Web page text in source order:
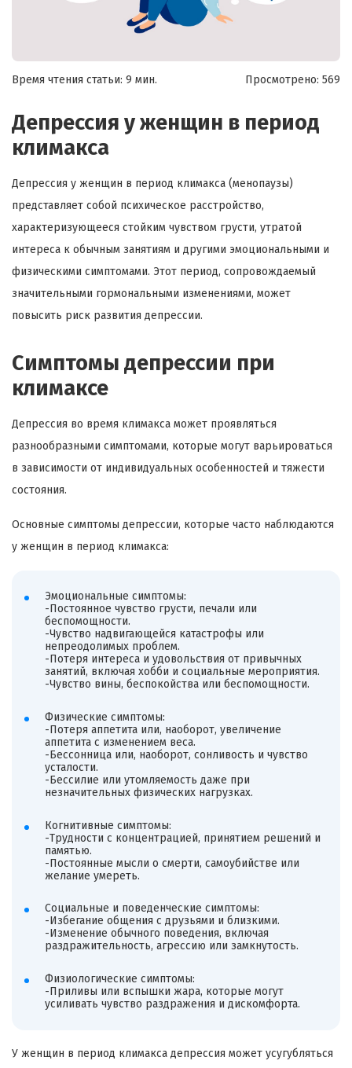
Время чтения статьи: 9 мин. Просмотрено: 569
Депрессия у женщин в период
климакса
Депрессия у женщин в период климакса (менопаузы)
представляет собой психическое расстройство,
характеризующееся стойким чувством грусти, утратой
интереса к обычным занятиям и другими эмоциональными и
физическими симптомами. Этот период, сопровождаемый
значительными гормональными изменениями, может
повысить риск развития депрессии.
Симптомы депрессии при
климаксе
Депрессия во время климакса может проявляться
разнообразными симптомами, которые могут варьироваться
в зависимости от индивидуальных особенностей и тяжести
состояния.
Основные симптомы депрессии, которые часто наблюдаются
у женщин в период климакса:
Эмоциональные симптомы:
-Постоянное чувство грусти, печали или
беспомощности.
-Чувство надвигающейся катастрофы или
непреодолимых проблем.
-Потеря интереса и удовольствия от привычных
занятий, включая хобби и социальные мероприятия.
-Чувство вины, беспокойства или беспомощности.
Физические симптомы:
-Потеря аппетита или, наоборот, увеличение
аппетита с изменением веса.
-Бессонница или, наоборот, сонливость и чувство
усталости.
-Бессилие или утомляемость даже при
незначительных физических нагрузках.
Когнитивные симптомы:
-Трудности с концентрацией, принятием решений и
памятью.
-Постоянные мысли о смерти, самоубийстве или
желание умереть.
Социальные и поведенческие симптомы:
-Избегание общения с друзьями и близкими.
-Изменение обычного поведения, включая
раздражительность, агрессию или замкнутость.
Физиологические симптомы:
-Приливы или вспышки жара, которые могут
усиливать чувство раздражения и дискомфорта.
У женщин в период климакса депрессия может усугубляться